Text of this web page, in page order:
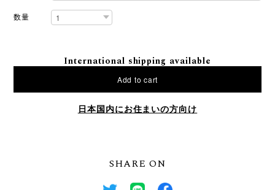
数量
International shipping available
Add to cart
日本国内にお住まいの方向け
SHARE ON